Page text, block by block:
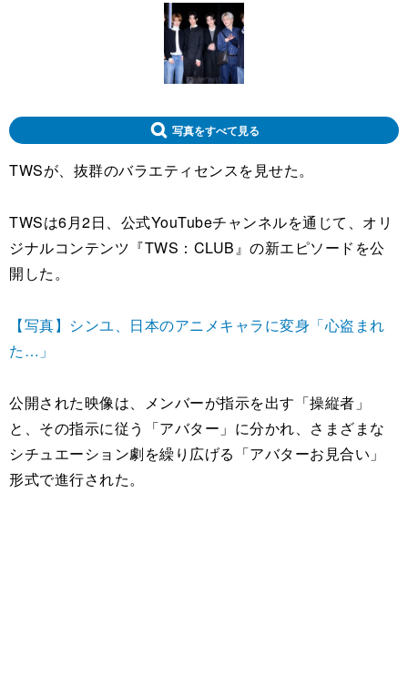
写真をすべて見る
TWSが、抜群のバラエティセンスを見せた。
TWSは6月2日、公式YouTubeチャンネルを通じて、オリ
ジナルコンテンツ『TWS：CLUB』の新エピソードを公
開した。
【写真】シンユ、日本のアニメキャラに変身「心盗まれ
た…」
公開された映像は、メンバーが指示を出す「操縦者」
と、その指示に従う「アバター」に分かれ、さまざまな
シチュエーション劇を繰り広げる「アバターお見合い」
形式で進行された。